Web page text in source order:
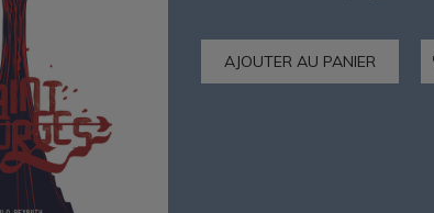
AJOUTER AU PANIER